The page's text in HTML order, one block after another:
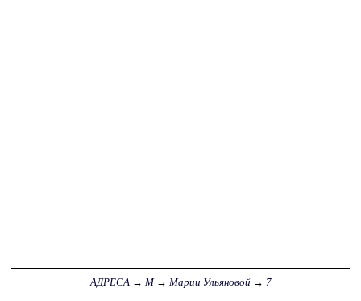
АДРЕСА → М→ Марии Ульяновой→ 7